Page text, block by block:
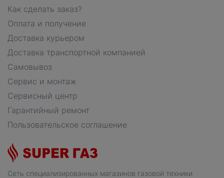
Сеть специализированных магазинов газовой техники
Как сделать заказ?
Оплата и получение
Доставка курьером
Доставка транспортной компанией
Самовывоз
Сервис и монтаж
Сервисный центр
Гарантийный ремонт
Пользовательское соглашение